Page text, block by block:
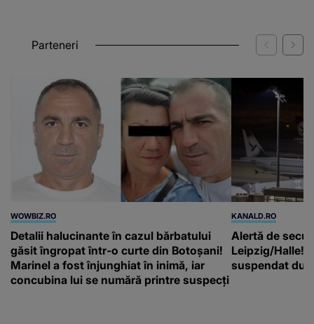
Parteneri
WOWBIZ.RO
Detalii halucinante în cazul bărbatului
găsit îngropat într-o curte din Botoșani!
Marinel a fost înjunghiat în inimă, iar
concubina lui se numără printre suspecți
KANALD.RO
Alertă de
Leipzig/Halle!
suspendat